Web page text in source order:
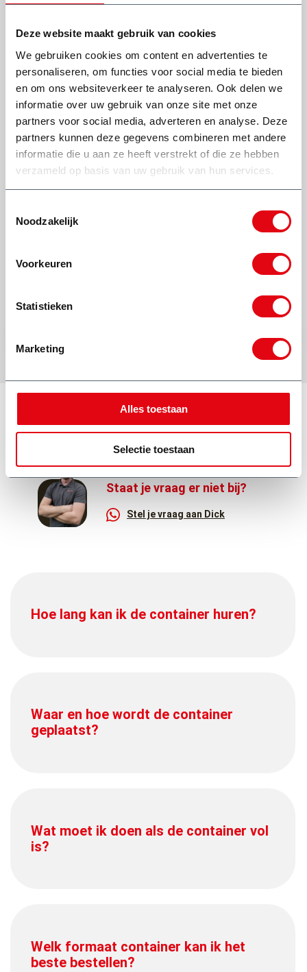
Deze website maakt gebruik van cookies
We gebruiken cookies om content en advertenties te
personaliseren, om functies voor social media te bieden
en om ons websiteverkeer te analyseren. Ook delen we
informatie over uw gebruik van onze site met onze
partners voor social media, adverteren en analyse. Deze
partners kunnen deze gegevens combineren met andere
informatie die u aan ze heeft verstrekt of die ze hebben
verzameld op basis van uw gebruik van hun services.
Noodzakelijk
Voorkeuren
Statistieken
Marketing
Alles toestaan
Selectie toestaan
Wat onze klanten zeggen
Zeer nette chauffeur, zeer goede
ervaring. Eerste keer werd er door
onbekend(en) andere spul in container
(extra betalen) en daarna zelf opgelet dat
komt afspraak na!
Top bedrijf,
iets te
Veelgestelde vragen
Staat je vraag er niet bij?
Stel je vraag aan Dick
Hoe lang kan ik de container huren?
Waar en hoe wordt de container
geplaatst?
Wat moet ik doen als de container vol
is?
Welk formaat container kan ik het
beste bestellen?